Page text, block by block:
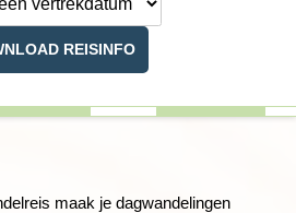
REISINFO
maak je dagwandelingen